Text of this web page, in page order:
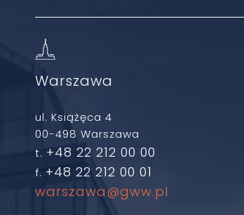
Warszawa
ul. Książęca 4
00-498 Warszawa
t. +48 22 212 00 00
f. +48 22 212 00 01
warszawa@gww.pl